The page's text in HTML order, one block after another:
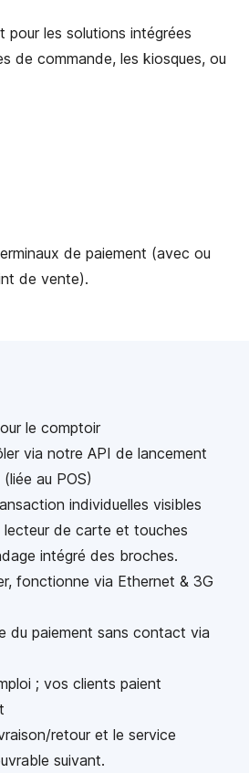
pour les solutions intégrées
de commande, les kiosques, ou
de paiement (avec ou
de vente).
le comptoir
via notre API de lancement
au POS)
individuelles visibles
lecteur de carte et touches
intégré des broches.
fonctionne via Ethernet & 3G
du paiement sans contact via
; vos clients paient
retour et le service
suivant.